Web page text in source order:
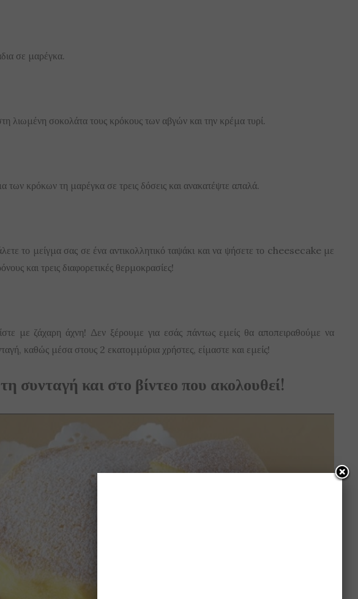
σε μαρέγκα.
λιωμένη σοκολάτα τους κρόκους των αβγών και την κρέμα τυρί.
των κρόκων τη μαρέγκα σε τρεις δόσεις και ανακατέψτε απαλά.
το μείγμα σας σε ένα αντικολλητικό ταψάκι και να ψήσετε το cheesecake με
και τρεις διαφορετικές θερμοκρασίες!
με ζάχαρη άχνη! Δεν ξέρουμε για εσάς πάντως εμείς θα αποπειραθούμε να
καθώς μέσα στους 2 εκατομμύρια χρήστες, είμαστε και εμείς!
συνταγή και στο βίντεο που ακολουθεί!